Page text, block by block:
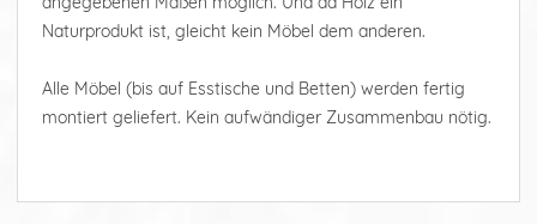
Naturprodukt ist, gleicht kein Möbel dem anderen.
Alle Möbel (bis auf Esstische und Betten) werden fertig
montiert geliefert. Kein aufwändiger Zusammenbau nötig.